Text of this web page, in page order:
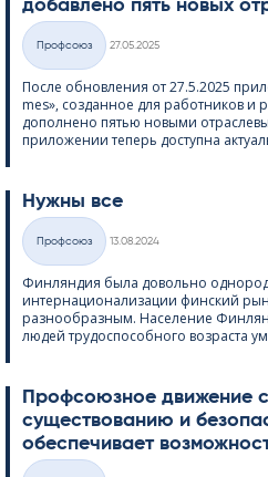
добавлено пять новых
Категории
Профсоюз
27.05.2025
После обновления от 27.5.2025
mes», созданное для работников и
дополнено пятью новыми
приложении теперь доступна
Нужны все
Категории
Профсоюз
13.08.2024
Финляндия была довольно
интернационализации финский
разнообразным. Население
людей трудоспособного возраста
Профсоюзное движение
существованию и
обеспечивает